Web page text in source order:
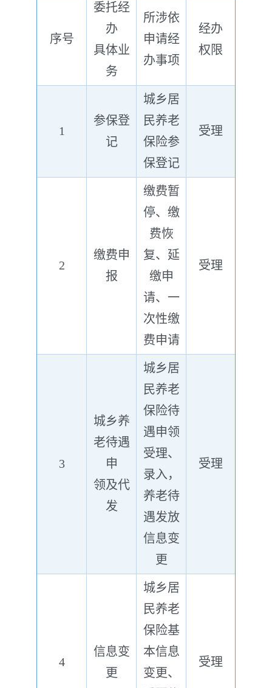
序号
委托经
办
具体业
务
所涉依
申请经
办事项
经办
权限
1
参保登
记
城乡居
民养老
保险参
保登记
受理
2
缴费申
报
缴费暂
停、缴
费恢
复、延
缴申
请、一
次性缴
费申请
受理
3
城乡养
老待遇
申
领及代
发
城乡居
民养老
保险待
遇申领
受理、
录入，
养老待
遇发放
信息变
更
受理
4
信息变
更
城乡居
民养老
保险基
本信息
变更、
受理